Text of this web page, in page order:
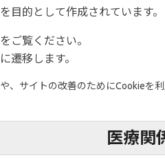
目的として作成されています。
をご覧ください。
遷移します。
、サイトの改善のためにCookieを
医療関